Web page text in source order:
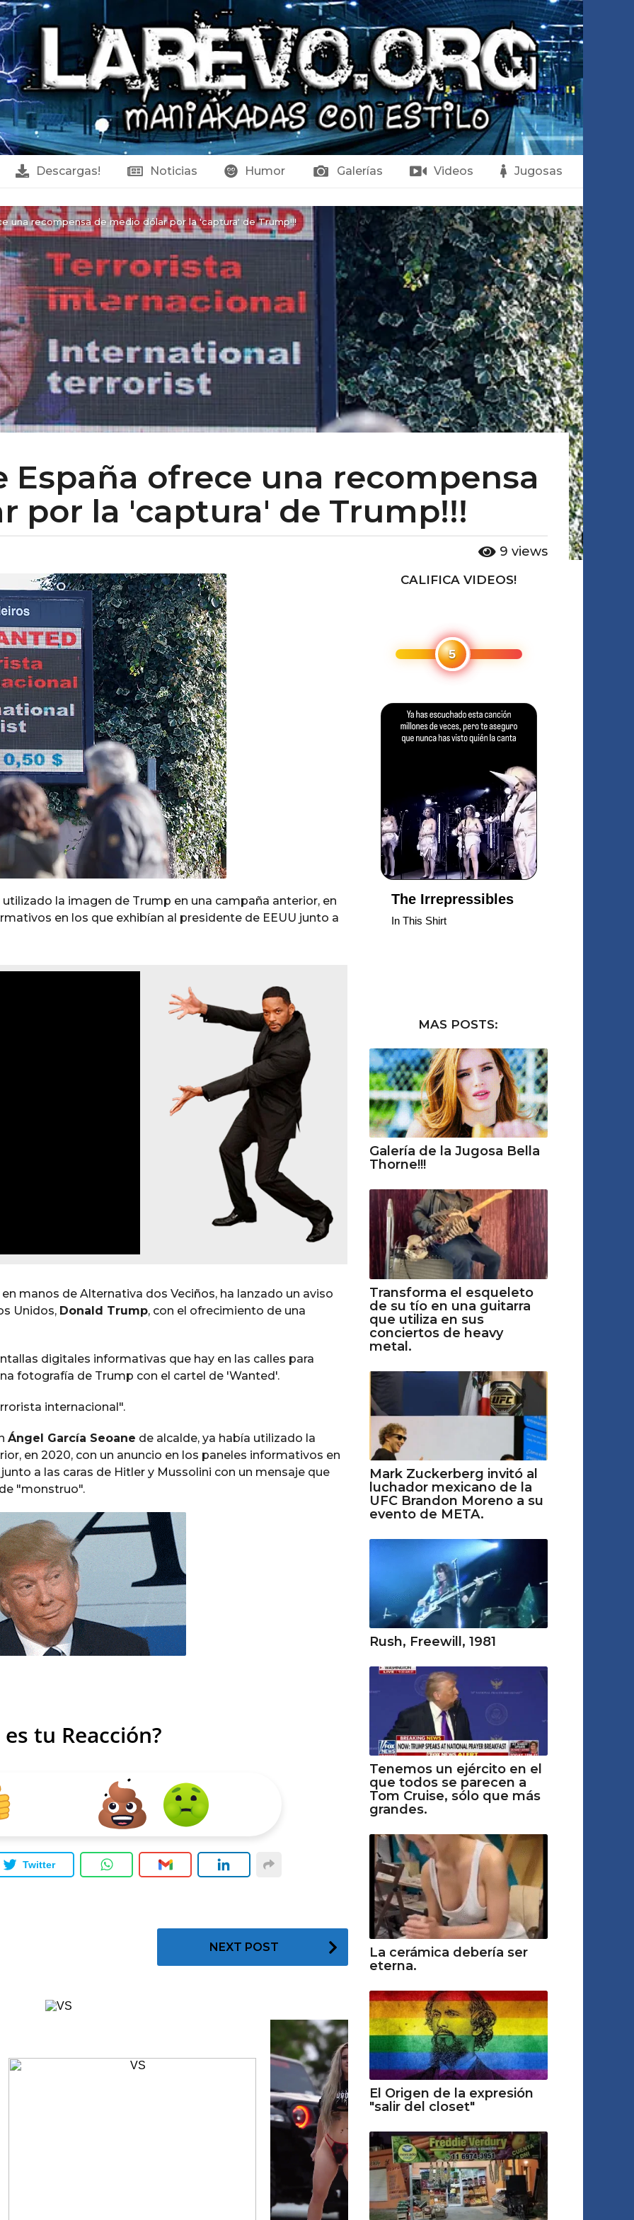
Descargas! Noticias Humor Galerías Videos Jugosas
una recompensa de medio dólar por la 'captura' de Trump!!!
España ofrece una recompensa
por la 'captura' de Trump!!!
9 views
utilizado la imagen de Trump en una campaña anterior, en
en los que exhibían al presidente de EEUU junto a
en manos de Alternativa dos Veciños, ha lanzado un aviso
Unidos, Donald Trump, con el ofrecimiento de una
digitales informativas que hay en las calles para
fotografía de Trump con el cartel de 'Wanted'.
internacional".
Ángel García Seoane de alcalde, ya había utilizado la
en 2020, con un anuncio en los paneles informativos en
a las caras de Hitler y Mussolini con un mensaje que
"monstruo".
es tu Reacción?
Twitter
NEXT POST
CALIFICA VIDEOS!
MAS POSTS:
Galería de la Jugosa Bella
Thorne!!!
Transforma el esqueleto
de su tío en una guitarra
que utiliza en sus
conciertos de heavy
metal.
Mark Zuckerberg invitó al
luchador mexicano de la
UFC Brandon Moreno a su
evento de META.
Rush, Freewill, 1981
Tenemos un ejército en el
que todos se parecen a
Tom Cruise, sólo que más
grandes.
La cerámica debería ser
eterna.
El Origen de la expresión
"salir del closet"